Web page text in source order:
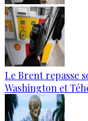
Le Brent repasse
Washington et